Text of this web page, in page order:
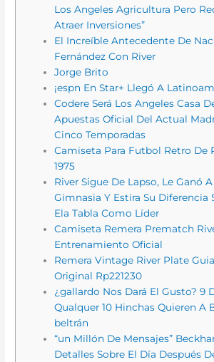
Los Angeles Agricultura Pero
Atraer Inversiones”
El Increíble Antecedente De
Fernández Con River
Jorge Brito
¡espn En Star+ Llegó A
Codere Será Los Angeles Casa
Apuestas Oficial Del Actual
Cinco Temporadas
Camiseta Para Futbol Retro De
1975
River Sigue De Lapso, Le Ganó A
Gimnasia Y Estira Su Diferencia
Ela Tabla Como Líder
Camiseta Remera Prematch
Entrenamiento Oficial
Remera Vintage River Plate Guia
Original Rp221230
¿gallardo Nos Dará El Gusto? 9
Qualquer 10 Hinchas Quieren A
beltrán
“un Millón De Mensajes”
Detalles Sobre El Día Después